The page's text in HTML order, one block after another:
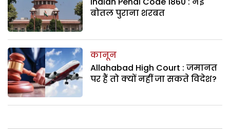
बोतल पुराना शरबत
कानून
Allahabad High Court : जमानत
पर हैं तो क्यों नहीं जा सकते विदेश?